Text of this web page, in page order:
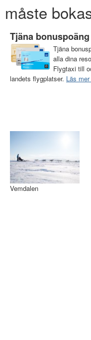
måste
Tjäna bonuspoäng
Tjäna
alla dina
Flygtaxi till
landets flygplatser. Läs mer
Vemdalen